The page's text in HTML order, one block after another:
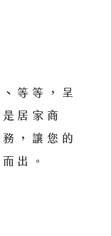
等等，呈
居家商
，讓您的
出。